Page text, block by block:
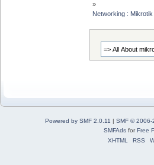
»
Networking :
Powered by SMF 2.0.11 | SMF © 2006-
SMFAdsforFree
XHTML
RSS